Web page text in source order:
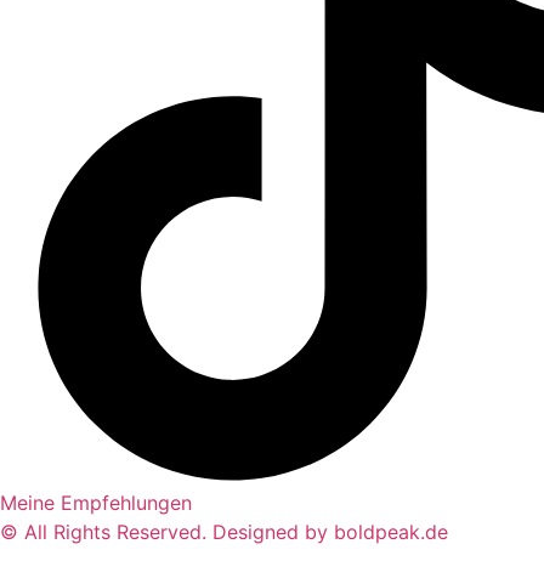
Meine Empfehlungen
© All Rights Reserved. Designed by boldpeak.de